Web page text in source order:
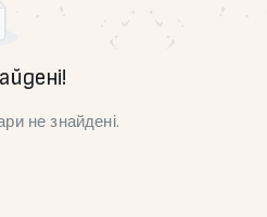
не знайдені.